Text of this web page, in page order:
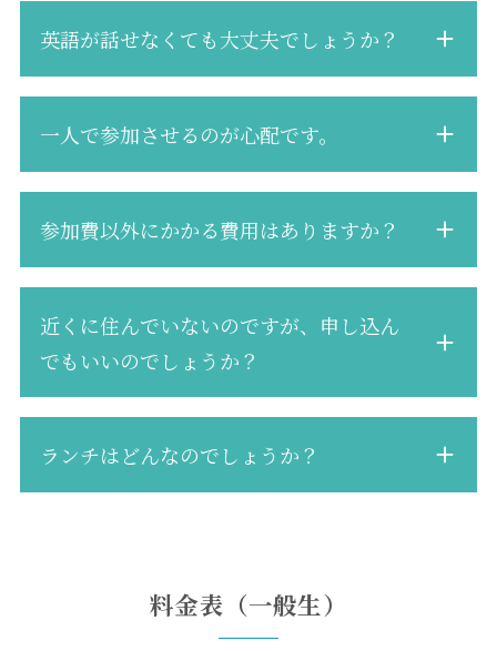
英語が話せなくても大丈夫でしょうか？
一人で参加させるのが心配です。
参加費以外にかかる費用はありますか？
近くに住んでいないのですが、申し込ん
でもいいのでしょうか？
ランチはどんなのでしょうか？
料金表（一般生）